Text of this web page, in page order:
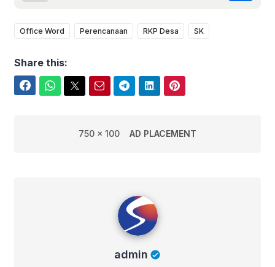
Office Word Perencanaan RKP Desa SK
Share this:
750 x 100 AD PLACEMENT
admin